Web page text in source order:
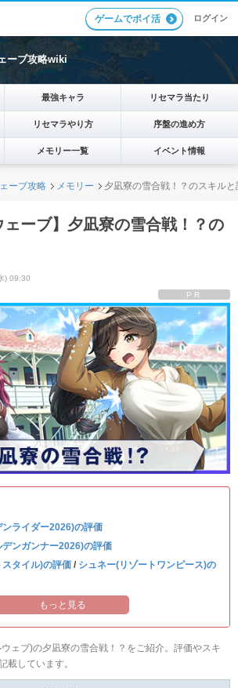
ゲームでポイ活 ログイン
ーブ攻略wiki
最強キャラ リセマラ当たり
リセマラやり方 序盤の進め方
メモリー一覧 イベント情報
ーブ攻略 メモリー 夕凪寮の雪合戦！？のスキルと
ェーブ】夕凪寮の雪合戦！？の
) 09:30
PR
ライダー2026)の評価
ンガンナー2026)の評価
タイル)の評価 / シュネー(リゾートワンピース)の
もっと見る
ェブ)の夕凪寮の雪合戦！？をご紹介。評価やスキ
載しています。